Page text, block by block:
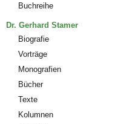
Buchreihe
Dr. Gerhard Stamer
Biografie
Vorträge
Monografien
Bücher
Texte
Kolumnen